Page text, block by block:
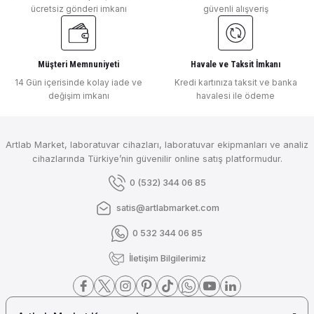
DLAB DPCD100 Masaüstü pH, ORP, TDS, İletkenlik, Direnç, DO Ve
DLAB 4090010213 DPCD100T Masaüstü Dokunmatik pH, ORP, TDS,
DLAB DCD100T Masaüstü Dokunmatik İletkenlik, TDS, Tuzluluk, Direnç,
ücretsiz gönderi imkanı
güvenli alışveriş
Müşteri Memnuniyeti
14 Gün içerisinde kolay iade ve
değişim imkanı
Havale ve Taksit İmkanı
Kredi kartınıza taksit ve banka
havalesi ile ödeme
Artlab Market, laboratuvar cihazları, laboratuvar ekipmanları ve analiz
cihazlarında Türkiye’nin güvenilir online satış platformudur.
0 (532) 344 06 85
satis@artlabmarket.com
0 532 344 06 85
İletişim Bilgilerimiz